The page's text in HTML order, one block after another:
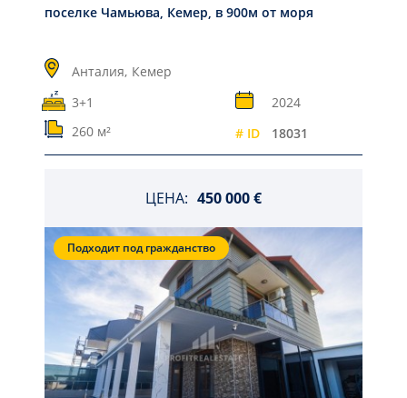
поселке Чамьюва, Кемер, в 900м от моря
Анталия, Кемер
3+1
2024
260 м²
# ID 18031
ЦЕНА: 450 000 €
Подходит под гражданство